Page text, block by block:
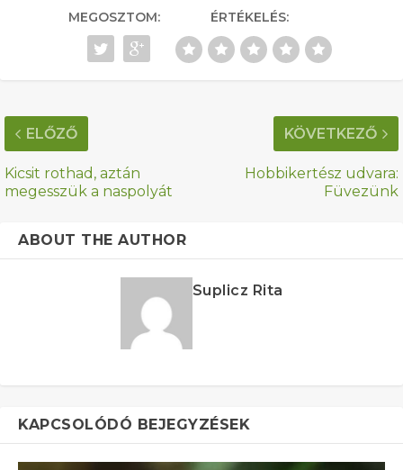
MEGOSZTOM: ÉRTÉKELÉS:
ELŐZŐ
Kicsit rothad, aztán
megesszük a naspolyát
KÖVETKEZŐ
Hobbikertész udvara:
Füvezünk
ABOUT THE AUTHOR
Suplicz Rita
KAPCSOLÓDÓ BEJEGYZÉSEK